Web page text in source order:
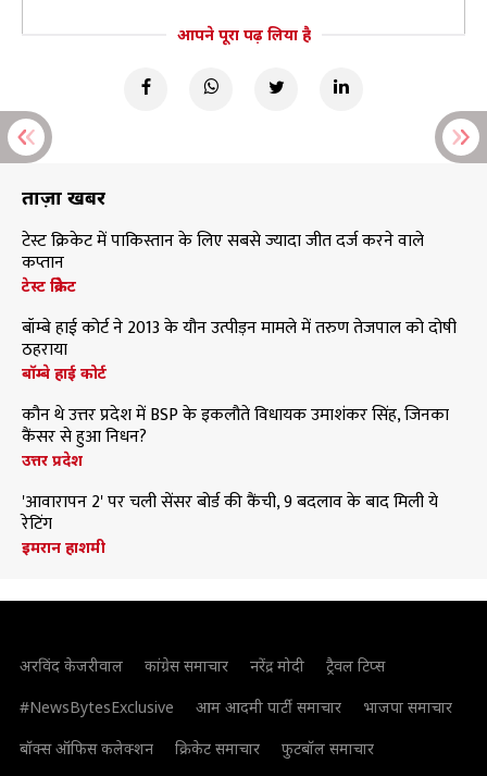
आपने पूरा पढ़ लिया है
ताज़ा खबरें
टेस्ट क्रिकेट में पाकिस्तान के लिए सबसे ज्यादा जीत दर्ज करने वाले
कप्तान
टेस्ट क्रिकेट
बॉम्बे हाई कोर्ट ने 2013 के यौन उत्पीड़न मामले में तरुण तेजपाल को दोषी
ठहराया
बॉम्बे हाई कोर्ट
कौन थे उत्तर प्रदेश में BSP के इकलौते विधायक उमाशंकर सिंह, जिनका
कैंसर से हुआ निधन?
उत्तर प्रदेश
'आवारापन 2' पर चली सेंसर बोर्ड की कैंची, 9 बदलाव के बाद मिली ये
रेटिंग
इमरान हाशमी
अरविंद केजरीवाल कांग्रेस समाचार नरेंद्र मोदी
ट्रैवल टिप्स
#NewsBytesExclusive
आम आदमी पार्टी समाचार
भाजपा समाचार
बॉक्स ऑफिस कलेक्शन
क्रिकेट समाचार फुटबॉल समाचार